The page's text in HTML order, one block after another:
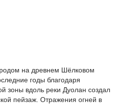
на древнем Шёлковом
годы благодаря
зоны вдоль реки Дуолан создал
пейзаж. Отражения огней в